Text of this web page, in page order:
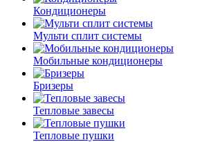
Кондиционеры
Мульти сплит системы
Мобильные кондиционеры
Бризеры
Тепловые завесы
Тепловые пушки